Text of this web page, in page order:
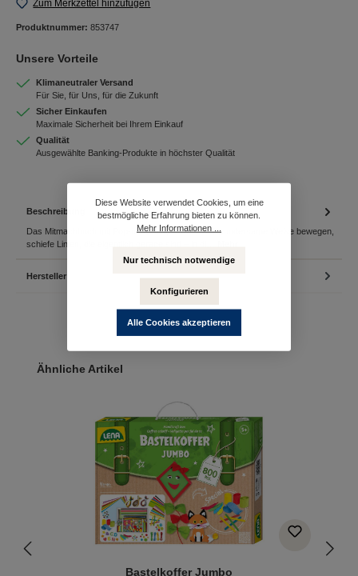
Zum Merkzettel hinzufügen
Produktnummer: 853747
Unsere Vorteile
Klimaneutraler Versand
Für Sie, für Uns, für die Zukunft
Sicher Einkaufen
Maximale Sicherheit bei Ihrem Einkauf
Qualität
Ausgewählte Banking-Produkte in höchster Qualität
Beschreibung
Das Mitmachbuch mit Pop-upsBilder, die sich auf wundersame Weise bewegen,
schiefe Linien, die eigentlich gerade sind – in di…
Hersteller
Produktgalerie überspringen
Ähnliche Artikel
Bastelkoffer Jumbo
Diese Website verwendet Cookies, um eine
bestmögliche Erfahrung bieten zu können.
Mehr Informationen ...
Nur technisch notwendige
Konfigurieren
Alle Cookies akzeptieren